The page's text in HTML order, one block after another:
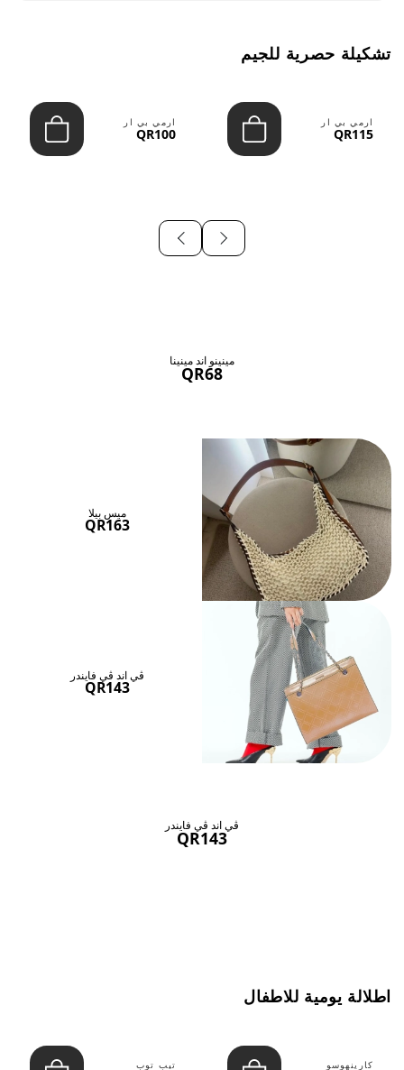
تشكيلة حصرية للجيم
ارمي بي ار
QR115
ارمي بي ار
QR100
مينينو اند مينينا
QR68
ميس بيلا
QR163
ڤي اند ڤي فايندر
QR143
ڤي اند ڤي فايندر
QR143
اطلالة يومية للاطفال
كارينهوسو تيب توب